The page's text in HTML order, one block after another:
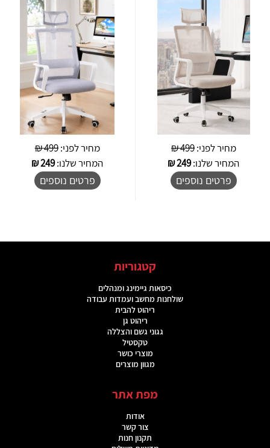
מחיר לפני:499 ₪
המחיר שלנו:249
₪
פרטים נוספים
מחיר לפני:499 ₪
המחיר שלנו:249
₪
פרטים נוספים
קטגוריות
כיסאות גיימינג ומנהלים
שולחנות מחשב ועמדות עבודה
ריהוט להבית
ריהוט גן
גגוני גשם והצללה
טקסטיל
מוצרי כושר
מגוון מוצרים
מפת אתר
אודות
צור קשר
תקנון חנות